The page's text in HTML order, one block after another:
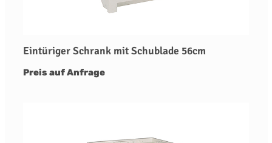
Eintüriger Schrank mit Schublade 56cm
Preis auf Anfrage